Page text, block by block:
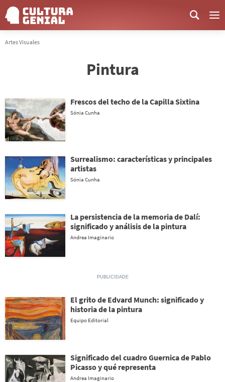
Artes Visuales
Pintura
Frescos del techo de la Capilla Sixtina
Sónia Cunha
Surrealismo: características y principales
artistas
Sónia Cunha
La persistencia de la memoria de Dalí:
significado y análisis de la pintura
Andrea Imaginario
El grito de Edvard Munch: significado y
historia de la pintura
Equipo Editorial
Significado del cuadro Guernica de Pablo
Picasso y qué representa
Andrea Imaginario